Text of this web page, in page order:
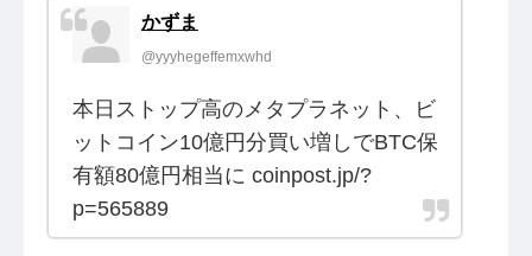
かずま
@yyyhegeffemxwhd
本日ストップ高のメタプラネット、ビ
ットコイン10億円分買い増しでBTC保
有額80億円相当に coinpost.jp/?
p=565889